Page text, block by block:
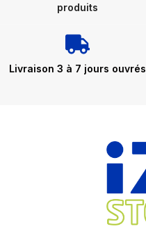
produits
Livraison 3 à 7 jours ouvrés